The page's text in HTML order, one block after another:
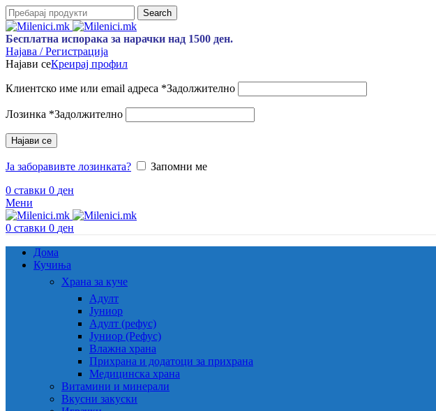
Search
Бесплатна испорака за нарачки над 1500 ден.
Најава / Регистрација
Најави сеКреирај профил
Клиентско име или email адреса *Задолжително
Лозинка *Задолжително
Најави се
Ја заборавивте лозинката?
Запомни ме
0 ставки 0 ден
Мени
0 ставки 0 ден
Дома
Кучиња
Храна за куче
Адулт
Јуниор
Адулт (рефус)
Јуниор (Рефус)
Влажна храна
Прихрана и додатоци за прихрана
Медицинска храна
Витамини и минерали
Вкусни закуски